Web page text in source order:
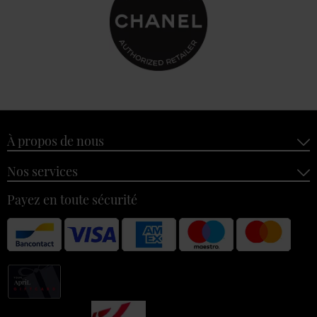
À propos de nous
Nos services
Payez en toute sécurité